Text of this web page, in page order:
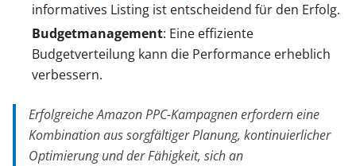
informatives Listing ist entscheidend für den Erfolg.
Budgetmanagement: Eine effiziente
Budgetverteilung kann die Performance erheblich
verbessern.
Erfolgreiche Amazon PPC-Kampagnen erfordern eine
Kombination aus sorgfältiger Planung, kontinuierlicher
Optimierung und der Fähigkeit, sich an